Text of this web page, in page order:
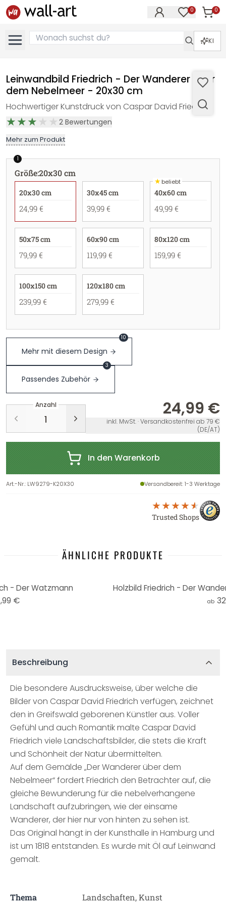
0 0
KI
Leinwandbild Friedrich - Der Wanderer über
dem Nebelmeer - 20x30 cm
Hochwertiger Kunstdruck von Caspar David Friedrich.
2 Bewertungen
Mehr zum Produkt
1
Größe:20x30 cm
20x30 cm
24,99 €
30x45 cm
39,99 €
★beliebt
40x60 cm
49,99 €
50x75 cm
79,99 €
60x90 cm
119,99 €
80x120 cm
159,99 €
100x150 cm
239,99 €
120x180 cm
279,99 €
Mehr mit diesem Design
10
Passendes Zubehör
3
Anzahl 24,99 €
inkl. MwSt. · Versandkostenfrei ab 79 €
(DE/AT)
In den Warenkorb
Art.-Nr.: LW9279-K20X30 Versandbereit: 1-3 Werktage
Trusted Shops
ÄHNLICHE PRODUKTE
- Der Watzmann
€
ab
Beschreibung
Die besondere Ausdrucksweise, über welche die
Bilder von Caspar David Friedrich verfügen, zeichnet
den in Greifswald geborenen Künstler aus. Voller
Gefühl und auch Romantik malte Caspar David
Friedrich viele Landschaftsbilder, die stets die Kraft
und Schönheit der Natur übermittelten.
Auf dem Gemälde „Der Wanderer über dem
Nebelmeer“ fordert Friedrich den Betrachter auf, die
gleiche Bewunderung für die nebelverhangene
Landschaft aufzubringen, wie der einsame
Wanderer, der hier nur von hinten zu sehen ist.
Das Original hängt in der Kunsthalle in Hamburg und
ist um 1818 entstanden. Es wurde mit Öl auf Leinwand
gemalt.
Thema Landschaften, Kunst